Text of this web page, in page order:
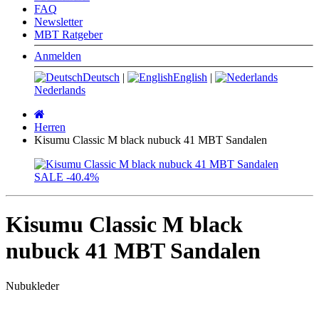
FAQ
Newsletter
MBT Ratgeber
Anmelden
Deutsch | English |
Nederlands
Herren
Kisumu Classic M black nubuck 41 MBT Sandalen
SALE -40.4%
Kisumu Classic M black
nubuck 41 MBT Sandalen
Nubukleder